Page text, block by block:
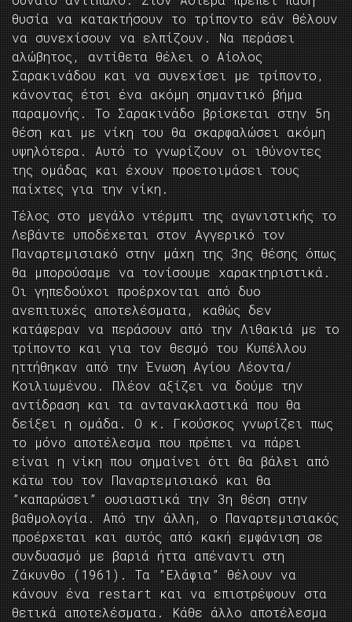
θυσία να κατακτήσουν το τρίποντο εάν θέλουν
να συνεχίσουν να ελπίζουν. Να περάσει
αλώβητος, αντίθετα θέλει ο Αίολος
Σαρακινάδου και να συνεχίσει με τρίποντο,
κάνοντας έτσι ένα ακόμη σημαντικό βήμα
παραμονής. Το Σαρακινάδο βρίσκεται στην 5η
θέση και με νίκη του θα σκαρφαλώσει ακόμη
υψηλότερα. Αυτό το γνωρίζουν οι ιθύνοντες
της ομάδας και έχουν προετοιμάσει τους
παίχτες για την νίκη.
Τέλος στο μεγάλο ντέρμπι της αγωνιστικής το
Λεβάντε υποδέχεται στον Αγγερικό τον
Παναρτεμισιακό στην μάχη της 3ης θέσης όπως
θα μπορούσαμε να τονίσουμε χαρακτηριστικά.
Οι γηπεδούχοι προέρχονται από δυο
ανεπιτυχές αποτελέσματα, καθώς δεν
κατάφεραν να περάσουν από την Λιθακιά με το
τρίποντο και για τον θεσμό του Κυπέλλου
ηττήθηκαν από την Ένωση Αγίου Λέοντα/
Κοιλιωμένου. Πλέον αξίζει να δούμε την
αντίδραση και τα αντανακλαστικά που θα
δείξει η ομάδα. Ο κ. Γκούσκος γνωρίζει πως
το μόνο αποτέλεσμα που πρέπει να πάρει
είναι η νίκη που σημαίνει ότι θα βάλει από
κάτω του τον Παναρτεμισιακό και θα
”καπαρώσει” ουσιαστικά την 3η θέση στην
βαθμολογία. Από την άλλη, ο Παναρτεμισιακός
προέρχεται και αυτός από κακή εμφάνιση σε
συνδυασμό με βαριά ήττα απέναντι στη
Ζάκυνθο (1961). Τα ”Ελάφια” θέλουν να
κάνουν ένα restart και να επιστρέψουν στα
θετικά αποτελέσματα. Κάθε άλλο αποτέλεσμα